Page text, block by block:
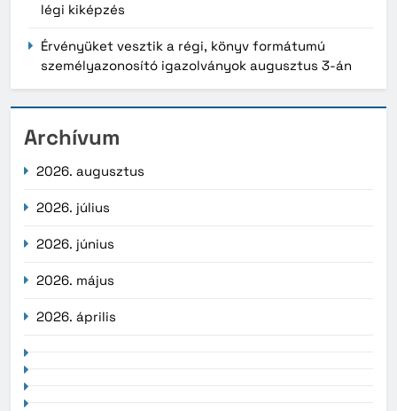
légi kiképzés
Érvényüket vesztik a régi, könyv formátumú
személyazonosító igazolványok augusztus 3-án
Archívum
2026. augusztus
2026. július
2026. június
2026. május
2026. április